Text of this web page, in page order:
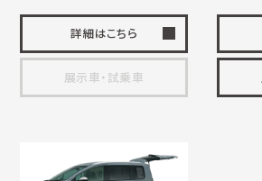
詳細はこちら
展示車・試乗車